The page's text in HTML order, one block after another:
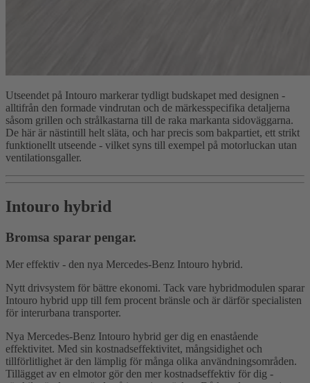
Utseendet på Intouro markerar tydligt budskapet med designen -
alltifrån den formade vindrutan och de märkesspecifika detaljerna
såsom grillen och strålkastarna till de raka markanta sidoväggarna.
De här är nästintill helt släta, och har precis som bakpartiet, ett strikt
funktionellt utseende - vilket syns till exempel på motorluckan utan
ventilationsgaller.
Intouro hybrid
Bromsa sparar pengar.
Mer effektiv - den nya Mercedes-Benz Intouro hybrid.
Nytt drivsystem för bättre ekonomi. Tack vare hybridmodulen sparar
Intouro hybrid upp till fem procent bränsle och är därför specialisten
för interurbana transporter.
Nya Mercedes-Benz Intouro hybrid ger dig en enastående
effektivitet. Med sin kostnadseffektivitet, mångsidighet och
tillförlitlighet är den lämplig för många olika användningsområden.
Tillägget av en elmotor gör den mer kostnadseffektiv för dig -